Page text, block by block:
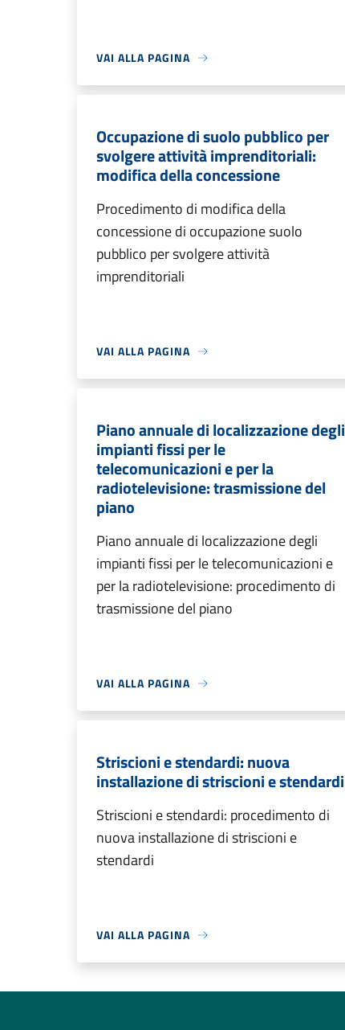
VAI ALLA PAGINA
Occupazione di suolo pubblico per
svolgere attività imprenditoriali:
modifica della concessione
Procedimento di modifica della
concessione di occupazione suolo
pubblico per svolgere attività
imprenditoriali
VAI ALLA PAGINA
Piano annuale di localizzazione degli
impianti fissi per le
telecomunicazioni e per la
radiotelevisione: trasmissione del
piano
Piano annuale di localizzazione degli
impianti fissi per le telecomunicazioni e
per la radiotelevisione: procedimento di
trasmissione del piano
VAI ALLA PAGINA
Striscioni e stendardi: nuova
installazione di striscioni e stendardi
Striscioni e stendardi: procedimento di
nuova installazione di striscioni e
stendardi
VAI ALLA PAGINA